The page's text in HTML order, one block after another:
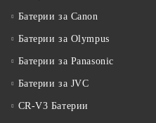
Батерии за Canon
Батерии за Olympus
Батерии за Panasonic
Батерии за JVC
CR-V3 Батерии